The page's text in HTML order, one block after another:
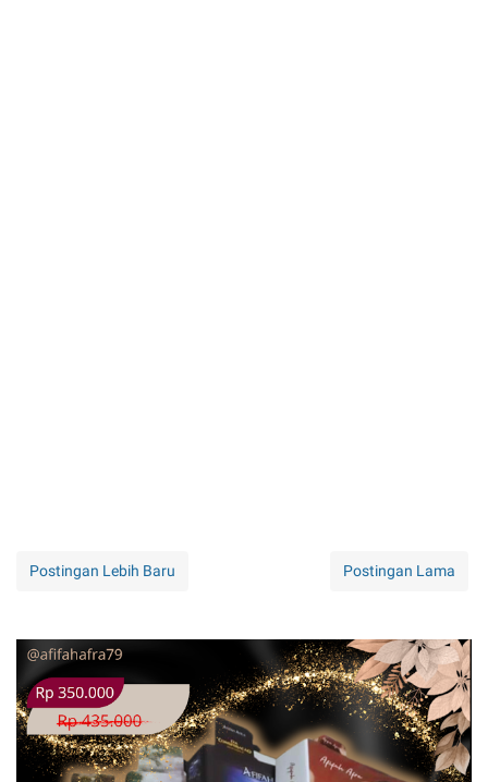
Postingan Lebih Baru Postingan Lama